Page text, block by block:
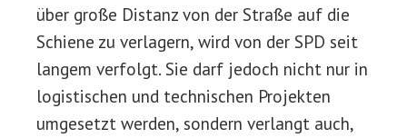
über große Distanz von der Straße auf die
Schiene zu verlagern, wird von der SPD seit
langem verfolgt. Sie darf jedoch nicht nur in
logistischen und technischen Projekten
umgesetzt werden, sondern verlangt auch,